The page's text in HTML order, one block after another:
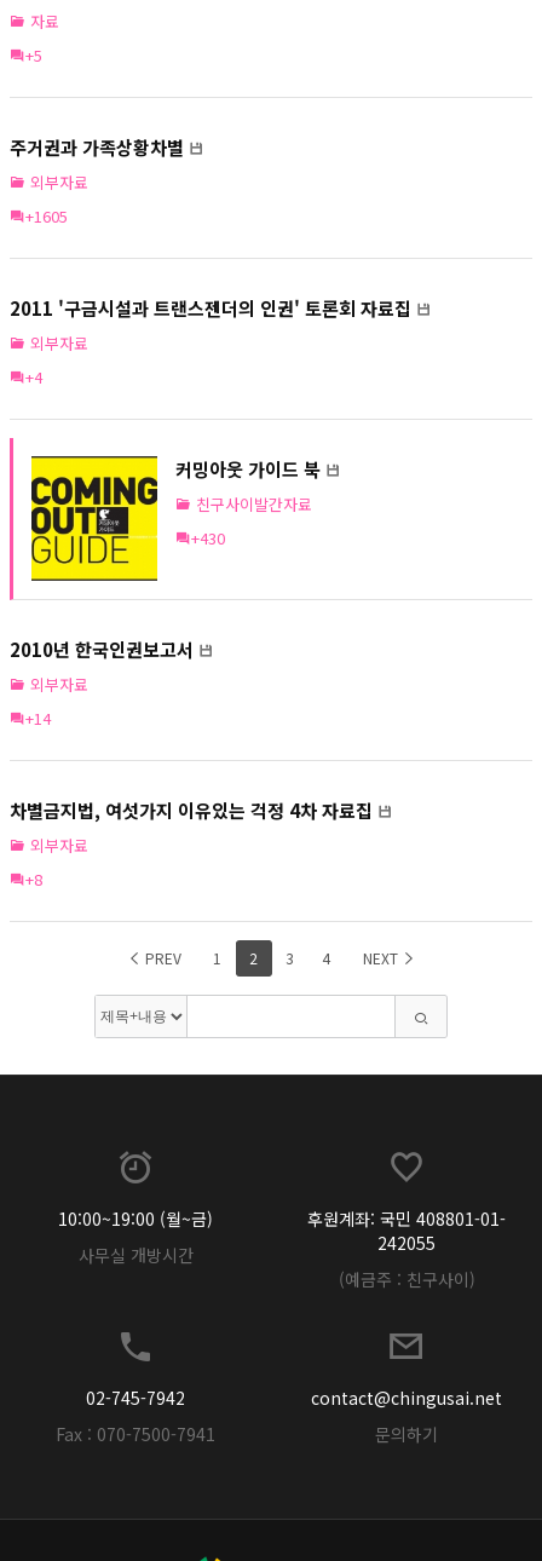
자료
+5
주거권과 가족상황차별
외부자료
+1605
2011 '구금시설과 트랜스젠더의 인권' 토론회 자료집
외부자료
+4
커밍아웃 가이드 북
친구사이발간자료
+430
2010년 한국인권보고서
외부자료
+14
차별금지법, 여섯가지 이유있는 걱정 4차 자료집
외부자료
+8
PREV 1 2 3 4 NEXT
10:00~19:00 (월~금)
사무실 개방시간
후원계좌: 국민 408801-01-
242055
(예금주 : 친구사이)
02-745-7942
Fax : 070-7500-7941
contact@chingusai.net
문의하기